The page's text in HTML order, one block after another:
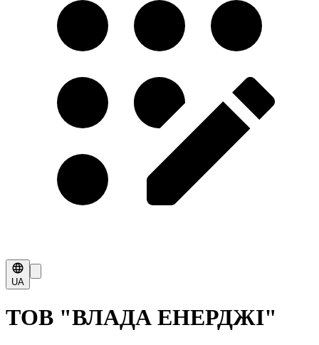
UA
ТОВ "ВЛАДА ЕНЕРДЖІ"